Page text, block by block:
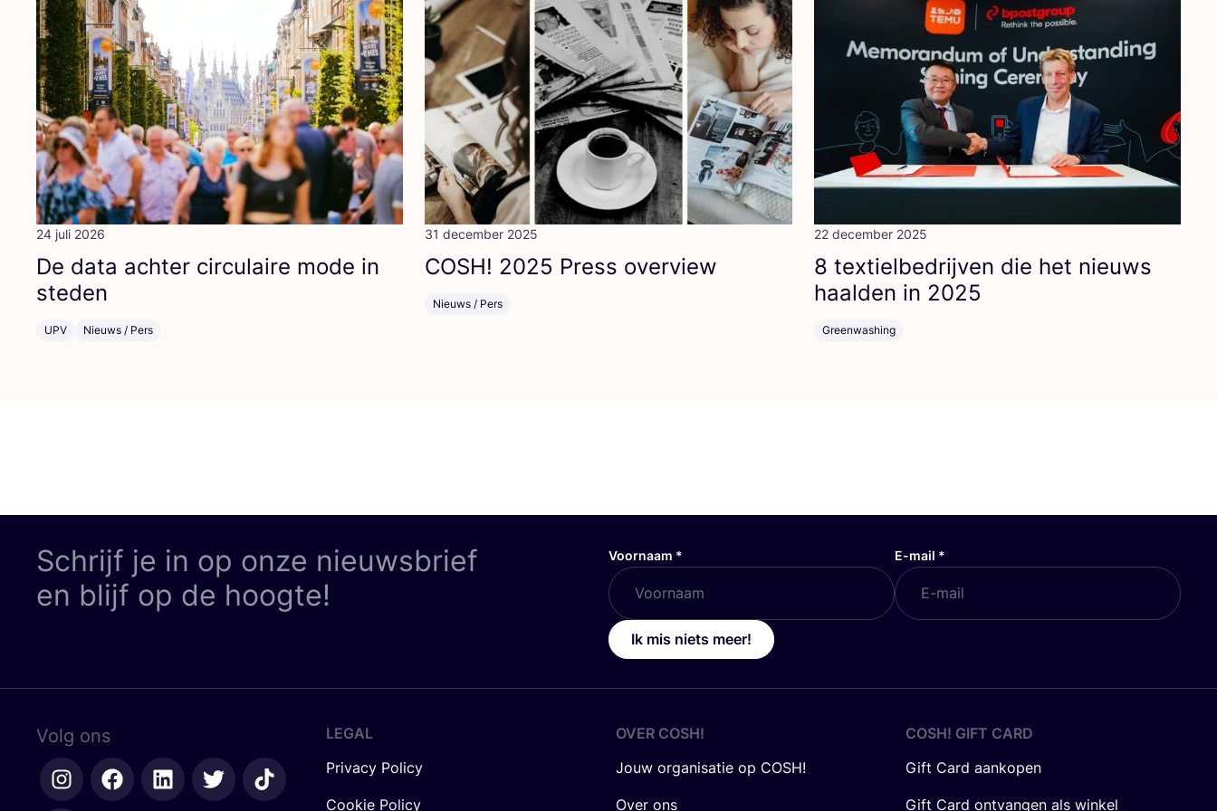
24 juli 2026
De data ach­ter cir­cu­lai­re mode in
steden
UPV Nieuws / Pers
31 december 2025
COSH! 2025 Press overview
Nieuws / Pers
22 december 2025
8 tex­tiel­be­drij­ven die het nieuws
haal­den in 2025
Greenwashing
Schrijf je in op onze nieuwsbrief
en blijf op de hoogte!
Voornaam * E-mail *
Ik mis niets meer!
Volg ons
LEGAL
Privacy Policy
Cookie Policy
OVER COSH!
Jouw organisatie op COSH!
Over ons
COSH! GIFT CARD
Gift Card aankopen
Gift Card ontvangen als winkel